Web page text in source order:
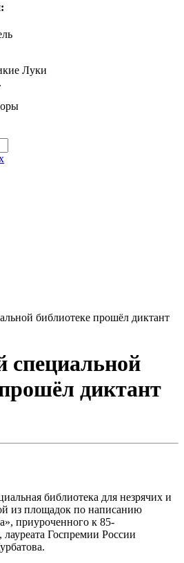
Луки
библиотеке прошёл диктант
специальной
диктант
библиотека для незрячих и
из площадок по написанию
приуроченного к 85-
Госпремии России